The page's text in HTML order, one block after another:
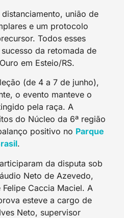
união de
e um protocolo
Todos esses
da retomada de
em Esteio/RS.
(de 4 a 7 de junho),
o evento manteve o
pela raça. A
do Núcleo da 6ª região
positivo no Parque
.
da disputa sob
Neto de Azevedo,
Caccia Maciel. A
esteve a cargo de
Neto, supervisor